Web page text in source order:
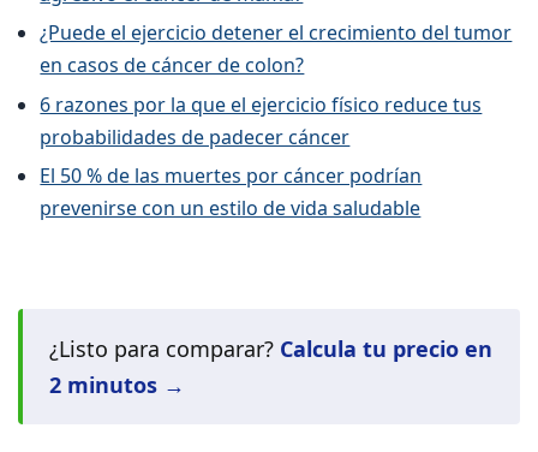
¿Puede el ejercicio detener el crecimiento del tumor
en casos de cáncer de colon?
6 razones por la que el ejercicio físico reduce tus
probabilidades de padecer cáncer
El 50 % de las muertes por cáncer podrían
prevenirse con un estilo de vida saludable
¿Listo para comparar? Calcula tu precio en
2 minutos →